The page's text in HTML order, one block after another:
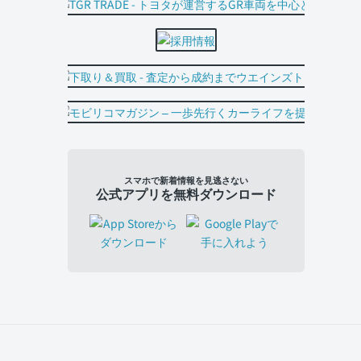
スマホで新着情報を見逃さない
公式アプリを無料ダウンロード